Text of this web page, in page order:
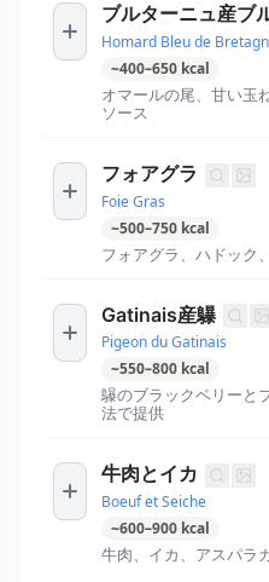
ブルターニュ産ブ
Homard Bleu de
~400–650 kcal
オマールの尾、甘い玉
ソース
フォアグラ
Foie Gras
~500–750 kcal
フォアグラ、ハドック
Gatinais産鸔
Pigeon du Gatinais
~550–800 kcal
鸔のブラックベリーと
法で提供
牛肉とイカ
Boeuf et Seiche
~600–900 kcal
牛肉、イカ、アスパラ